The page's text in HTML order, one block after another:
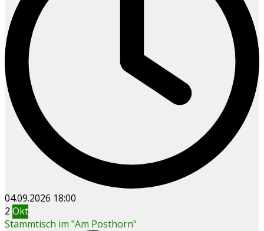
04.09.2026 18:00
2 Okt
Stammtisch im "Am Posthorn"